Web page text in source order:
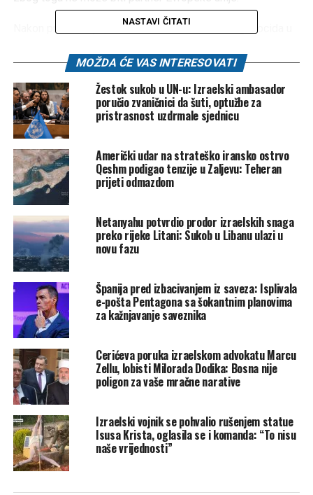
Nakon priznavanja palestinske države i osude genocida u
osudili potezi izraelske vlade na čelu s premijerom
Sanchez se također oglasio i o ilegalnim napadima na Iran
i Liban te je oštro kritikovao i odobrenje smrtne kazne za
osobe osuđene za terorističke napade u izraelskom
parlamentu.
Klix
Post
Share
Tweet
Mail
POVEZANE TEME: EVROPSKA UNIJA
IZRAEL
PEDRO SANCHEZ
UP NEXT
Izraelski vojnik se pohvalio rušenjem statue Isusa Krista,
oglasila se i komanda: “To nisu naše vrijednosti”
Prevara u Austriji: Bosanac 20 godina primao penziju
mrtve supruge, suma je nestvarna
NASTAVI ČITATI
MOŽDA ĆE VAS INTERESOVATI
Žestok sukob u UN-u: Izraelski ambasador
poručio zvaničnici da šuti, optužbe za
pristrasnost uzdrmale sjednicu
Američki udar na strateško iransko ostrvo
Qeshm podigao tenzije u Zaljevu: Teheran
prijeti odmazdom
Netanyahu potvrdio prodor izraelskih snaga
preko rijeke Litani: Sukob u Libanu ulazi u
novu fazu
Španija pred izbacivanjem iz saveza: Isplivala
e-pošta Pentagona sa šokantnim planovima
za kažnjavanje saveznika
Cerićeva poruka izraelskom advokatu Marcu
Zellu, lobisti Milorada Dodika: Bosna nije
poligon za vaše mračne narative
Izraelski vojnik se pohvalio rušenjem statue
Isusa Krista, oglasila se i komanda: “To nisu
naše vrijednosti”